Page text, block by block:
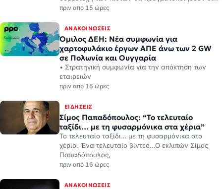
πριν από 15 ώρες
ΑΝΑΚΟΙΝΏΣΕΙΣ
Όμιλος ΔΕΗ: Νέα συμφωνία για
χαρτοφυλάκιο έργων ΑΠΕ άνω των 2 GW
σε Πολωνία και Ουγγαρία
• Στρατηγική συμφωνία για την απόκτηση των
εταιρειών
πριν από 16 ώρες
ΕΙΔΉΣΕΙΣ
Σίμος Παπαδόπουλος: “Το τελευταίο
ταξίδι… με τη φυσαρμόνικα στα χέρια”
Το τελευταίο ταξίδι… με τη φυσαρμόνικα στα
χέρια. Ένα τελευταίο βίντεο…Ο εκλιπών Σίμος
Παπαδόπουλος,
πριν από 16 ώρες
ΑΝΑΚΟΙΝΏΣΕΙΣ